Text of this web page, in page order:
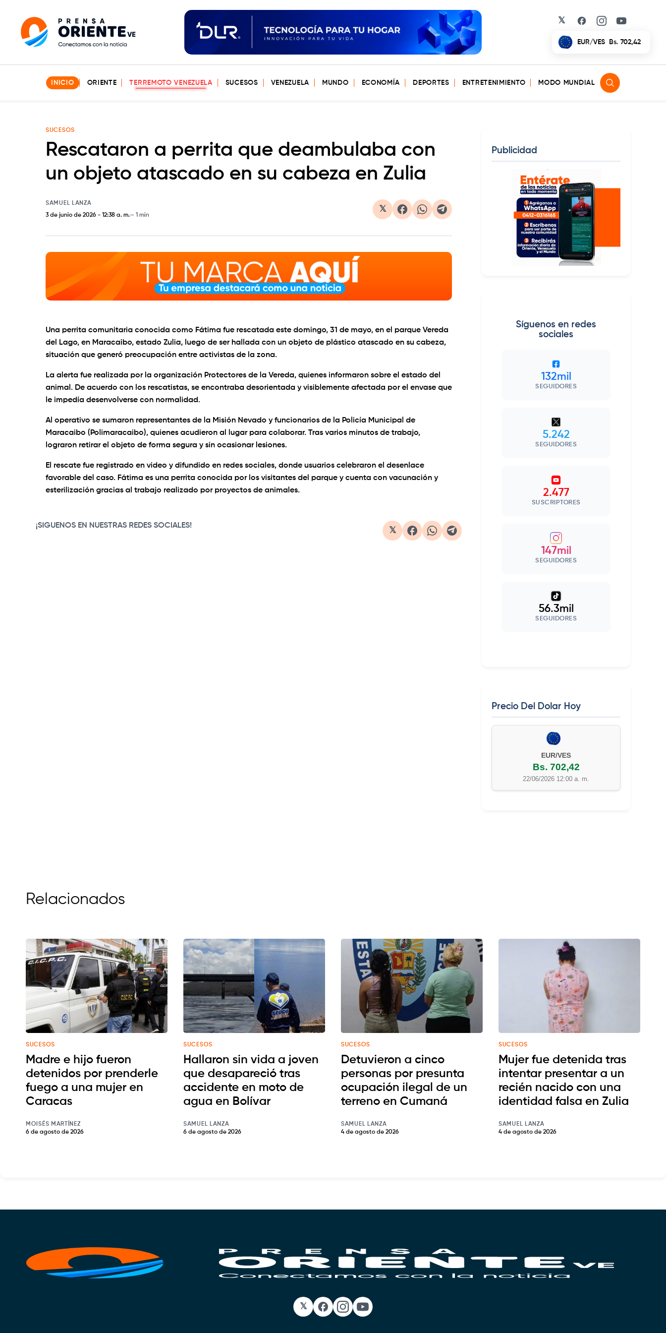
𝕏 Facebook
Instagram
YouTube
EUR/VES Bs. 702,42
INICIO ORIENTE TERREMOTO VENEZUELA SUCESOS VENEZUELA MUNDO ECONOMÍA DEPORTES ENTRETENIMIENTO MODO MUNDIAL
SUCESOS
Rescataron a perrita que deambulaba con
un objeto atascado en su cabeza en Zulia
SAMUEL LANZA
3 de junio de 2026 - 12:38 a. m. 1 min
𝕏
Una perrita comunitaria conocida como Fátima fue rescatada este domingo, 31 de mayo, en el parque Vereda
del Lago, en Maracaibo, estado Zulia, luego de ser hallada con un objeto de plástico atascado en su cabeza,
situación que generó preocupación entre activistas de la zona.
La alerta fue realizada por la organización Protectores de la Vereda, quienes informaron sobre el estado del
animal. De acuerdo con los rescatistas, se encontraba desorientada y visiblemente afectada por el envase que
le impedía desenvolverse con normalidad.
Al operativo se sumaron representantes de la Misión Nevado y funcionarios de la Policía Municipal de
Maracaibo (Polimaracaibo), quienes acudieron al lugar para colaborar. Tras varios minutos de trabajo,
lograron retirar el objeto de forma segura y sin ocasionar lesiones.
El rescate fue registrado en video y difundido en redes sociales, donde usuarios celebraron el desenlace
favorable del caso. Fátima es una perrita conocida por los visitantes del parque y cuenta con vacunación y
esterilización gracias al trabajo realizado por proyectos de animales.
0:00 / 0:40
¡SIGUENOS EN NUESTRAS REDES SOCIALES!
𝕏
Publicidad
Síguenos en redes
sociales
132mil
SEGUIDORES
5.242
SEGUIDORES
2.477
SUSCRIPTORES
147mil
SEGUIDORES
56.3mil
SEGUIDORES
Precio Del Dolar Hoy
EUR/VES
Bs. 702,42
22/06/2026 12:00 a. m.
Relacionados
SUCESOS
Madre e hijo fueron
detenidos por prenderle
fuego a una mujer en
Caracas
MOISÉS MARTÍNEZ
6 de agosto de 2026
SUCESOS
Hallaron sin vida a joven
que desapareció tras
accidente en moto de
agua en Bolívar
SAMUEL LANZA
6 de agosto de 2026
SUCESOS
Detuvieron a cinco
personas por presunta
ocupación ilegal de un
terreno en Cumaná
SAMUEL LANZA
4 de agosto de 2026
SUCESOS
Mujer fue detenida tras
intentar presentar a un
recién nacido con una
identidad falsa en Zulia
SAMUEL LANZA
4 de agosto de 2026
𝕏 Facebook
Instagram
YouTube